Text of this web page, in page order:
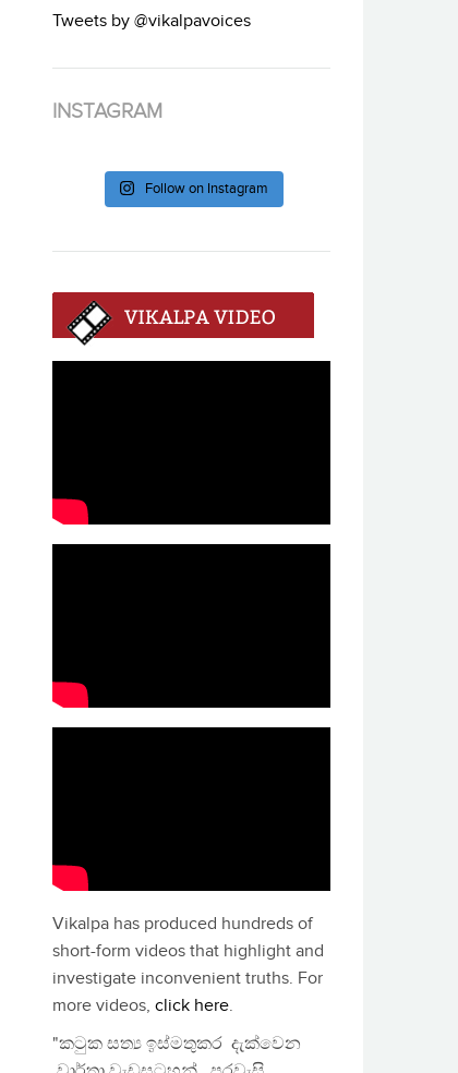
Tweets by @vikalpavoices
INSTAGRAM
Follow on Instagram
Vikalpa has produced hundreds of
short-form videos that highlight and
investigate inconvenient truths. For
more videos, click here.
"කටුක සත්‍ය ඉස්මතුකර දැක්වෙන